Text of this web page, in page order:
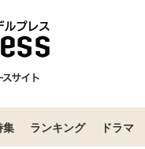
集 ランキング ドラマ